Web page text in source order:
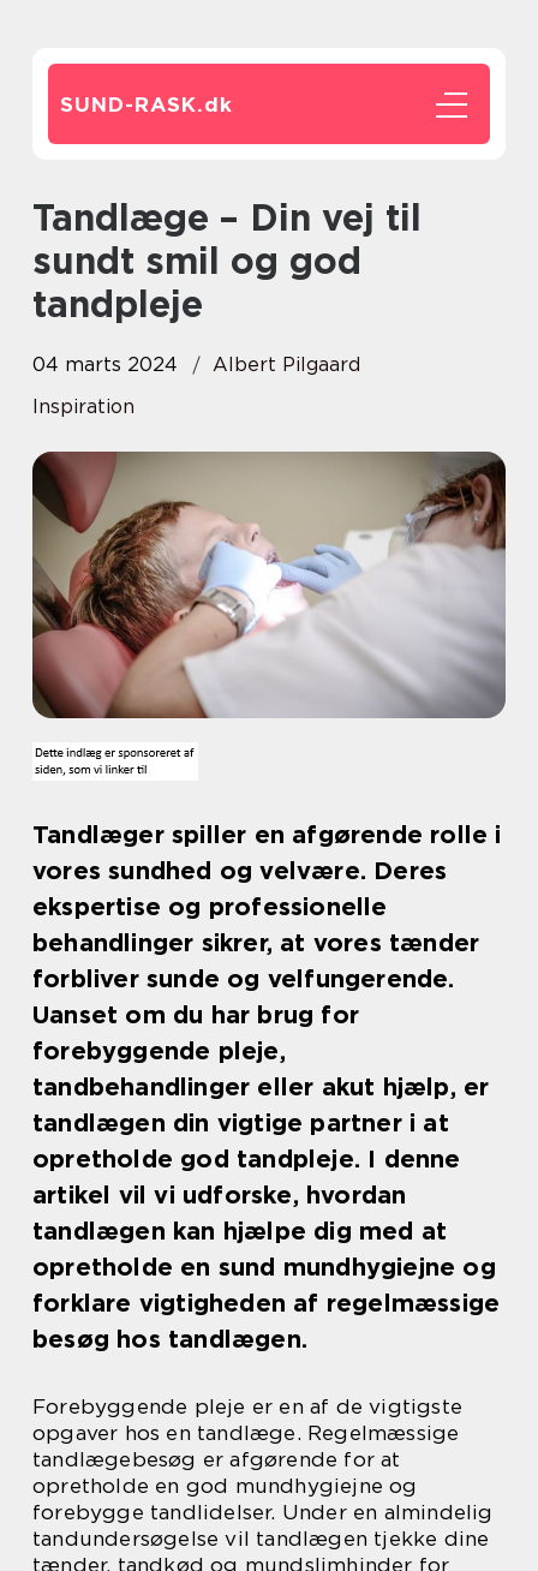
SUND-RASK.dk
Tandlæge – Din vej til
sundt smil og god
tandpleje
04 marts 2024
Albert Pilgaard
Inspiration
Tandlæger spiller en afgørende rolle i
vores sundhed og velvære. Deres
ekspertise og professionelle
behandlinger sikrer, at vores tænder
forbliver sunde og velfungerende.
Uanset om du har brug for
forebyggende pleje,
tandbehandlinger eller akut hjælp, er
tandlægen din vigtige partner i at
opretholde god tandpleje. I denne
artikel vil vi udforske, hvordan
tandlægen kan hjælpe dig med at
opretholde en sund mundhygiejne og
forklare vigtigheden af regelmæssige
besøg hos tandlægen.
Forebyggende pleje er en af de vigtigste
opgaver hos en tandlæge. Regelmæssige
tandlægebesøg er afgørende for at
opretholde en god mundhygiejne og
forebygge tandlidelser. Under en almindelig
tandundersøgelse vil tandlægen tjekke dine
tænder, tandkød og mundslimhinder for